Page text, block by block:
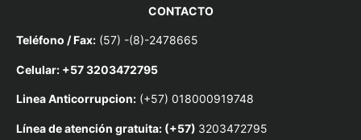
CONTACTO
Teléfono / Fax: (57) -(8)-2478665
Celular: +57 3203472795
Linea Anticorrupcion: (+57) 018000919748
Línea de atención gratuita: (+57) 3203472795